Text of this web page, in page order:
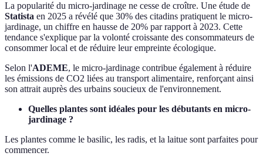
La popularité du micro-jardinage ne cesse de croître. Une étude de
Statista en 2025 a révélé que 30% des citadins pratiquent le micro-
jardinage, un chiffre en hausse de 20% par rapport à 2023. Cette
tendance s'explique par la volonté croissante des consommateurs de
consommer local et de réduire leur empreinte écologique.
Selon l'ADEME, le micro-jardinage contribue également à réduire
les émissions de CO2 liées au transport alimentaire, renforçant ainsi
son attrait auprès des urbains soucieux de l'environnement.
Quelles plantes sont idéales pour les débutants en micro-
jardinage ?
Les plantes comme le basilic, les radis, et la laitue sont parfaites pour
commencer.